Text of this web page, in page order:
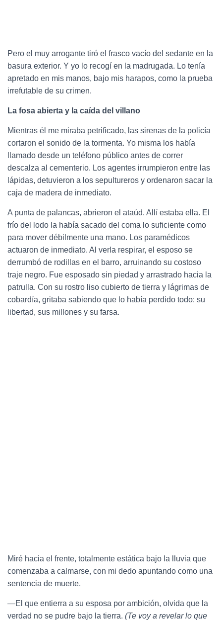
Pero el muy arrogante tiró el frasco vacío del sedante en la
basura exterior. Y yo lo recogí en la madrugada. Lo tenía
apretado en mis manos, bajo mis harapos, como la prueba
irrefutable de su crimen.
La fosa abierta y la caída del villano
Mientras él me miraba petrificado, las sirenas de la policía
cortaron el sonido de la tormenta. Yo misma los había
llamado desde un teléfono público antes de correr
descalza al cementerio. Los agentes irrumpieron entre las
lápidas, detuvieron a los sepultureros y ordenaron sacar la
caja de madera de inmediato.
A punta de palancas, abrieron el ataúd. Allí estaba ella. El
frío del lodo la había sacado del coma lo suficiente como
para mover débilmente una mano. Los paramédicos
actuaron de inmediato. Al verla respirar, el esposo se
derrumbó de rodillas en el barro, arruinando su costoso
traje negro. Fue esposado sin piedad y arrastrado hacia la
patrulla. Con su rostro liso cubierto de tierra y lágrimas de
cobardía, gritaba sabiendo que lo había perdido todo: su
libertad, sus millones y su farsa.
Miré hacia el frente, totalmente estática bajo la lluvia que
comenzaba a calmarse, con mi dedo apuntando como una
sentencia de muerte.
—El que entierra a su esposa por ambición, olvida que la
verdad no se pudre bajo la tierra. (Te voy a revelar lo que